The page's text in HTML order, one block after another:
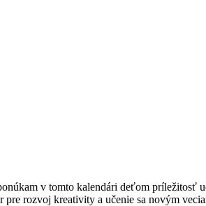
v tomto kalendári deťom
rozvoj kreativity a učenie sa novým